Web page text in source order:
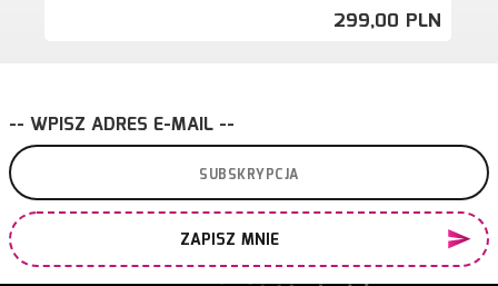
299,00 PLN
-- WPISZ ADRES E-MAIL --
ZAPISZ MNIE